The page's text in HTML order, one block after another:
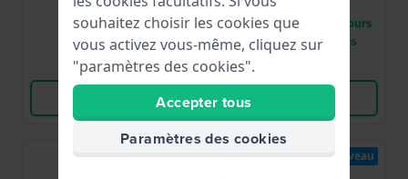
● En stock
Comparer
Voir les produits
● Livraison entre 2 jours
à 3 jours ouvrables
Voir les produits
Nouveau
souhaitez choisir les cookies que
vous activez vous-même, cliquez sur
"paramètres des cookies".
Accepter tous
Paramètres des cookies